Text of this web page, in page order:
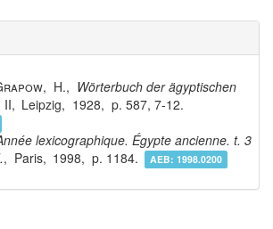
, H., Wörterbuch der ägyptischen
II, Leipzig, 1928, 587, 7-12.
lexicographique. Égypte ancienne. t. 3
, Paris, 1998, 1184. AEB:1998.0200